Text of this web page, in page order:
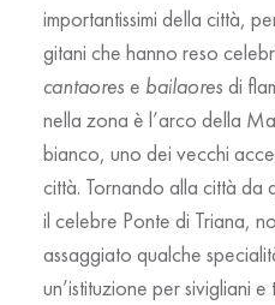
importantissimi della città,
gitani che hanno reso
cantaores e bailaores di
nella zona è l’arco della
bianco, uno dei vecchi
città. Tornando alla città da
il celebre Ponte di Triana,
assaggiato qualche
un’istituzione per sivigliani